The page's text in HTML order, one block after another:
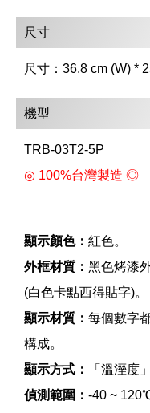
尺寸
尺寸：36.8 cm (W) *
機型
TRB-03T2-5P
◎ 100%台灣製造 ◎
顯示顏色： 紅色。
外框材質： 黑色烤漆
(白色卡點西得貼字)。
顯示材質 ： 每個數字
構成。
顯示方式：
「溫溼度
偵測範圍： -40 ~